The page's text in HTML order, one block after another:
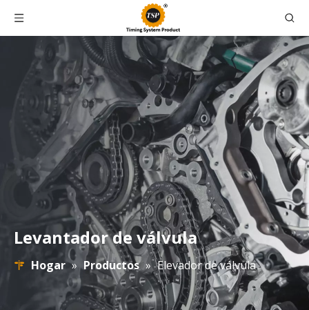
Levantador de válvula
Hogar » Productos » Elevador de válvula